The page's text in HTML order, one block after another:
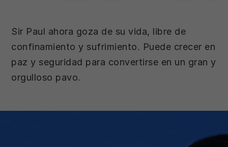
Sir Paul ahora goza de su vida, libre de
confinamiento y sufrimiento. Puede crecer en
paz y seguridad para convertirse en un gran y
orgulloso pavo.